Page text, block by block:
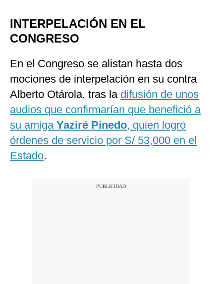
INTERPELACIÓN EN EL
CONGRESO
En el Congreso se alistan hasta dos
mociones de interpelación en su contra
Alberto Otárola, tras la difusión de unos
audios que confirmarían que benefició a
su amiga Yaziré Pinedo, quien logró
órdenes de servicio por S/ 53,000 en el
Estado.